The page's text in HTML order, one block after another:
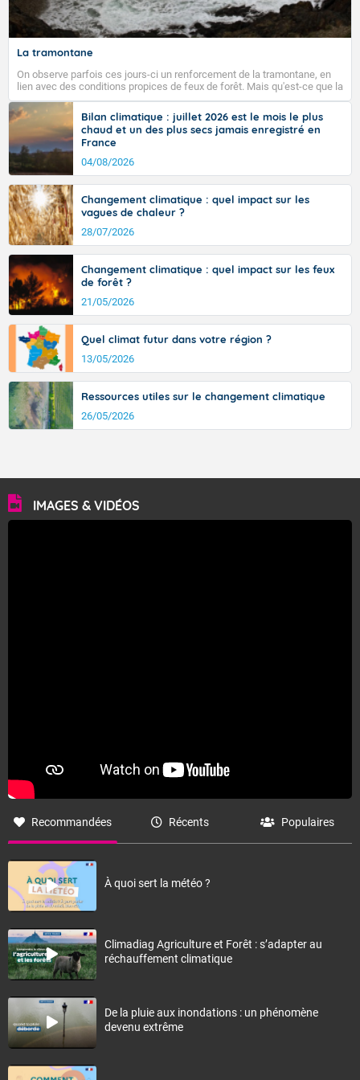
La tramontane
On observe parfois ces jours-ci un renforcement de la tramontane, en
lien avec des conditions propices de feux de forêt. Mais qu'est-ce que la
tramontane ? Quelles sont ses caractéristiques ? La tramontane est un
vent turbulent soufflant de secteur nord-ouest à nord, ou ouest à nord-
ouest, dans un secteur qui part du Roussillon à la vallée de l’Aude et à
l’ouest de l’Hérault. L’étymologie de ce vent vient du latin trasmontanus,
signifiant au-delà des monts, en allusion aux régions montagneuses
d’où provient ce vent.
Bilan climatique : juillet 2026 est le mois le plus
chaud et un des plus secs jamais enregistré en
France
04/08/2026
Changement climatique : quel impact sur les
vagues de chaleur ?
28/07/2026
Changement climatique : quel impact sur les feux
de forêt ?
21/05/2026
Quel climat futur dans votre région ?
13/05/2026
Ressources utiles sur le changement climatique
26/05/2026
IMAGES & VIDÉOS
Recommandées Récents Populaires
À quoi sert la météo ?
Climadiag Agriculture et Forêt : s’adapter au
réchauffement climatique
De la pluie aux inondations : un phénomène
devenu extrême